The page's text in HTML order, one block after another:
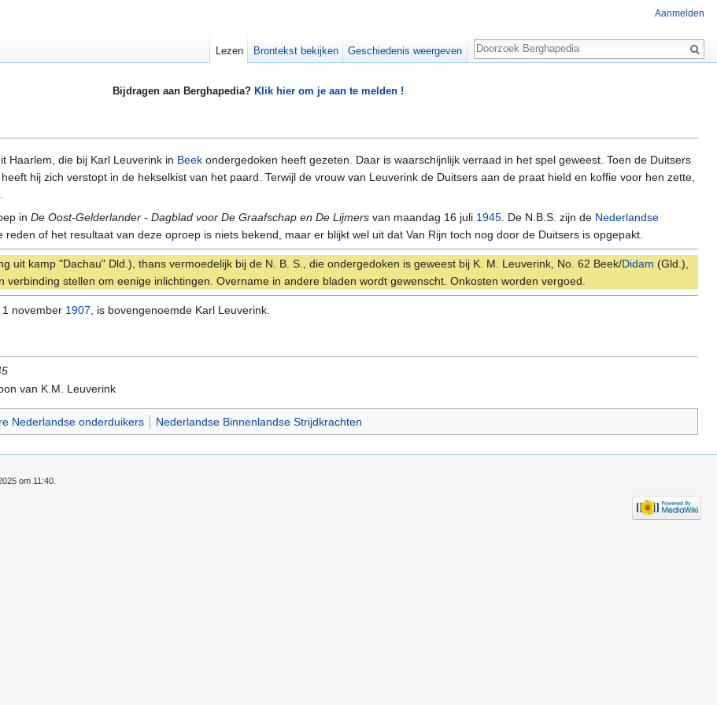
Bijdragen aan Berghapedia? Klik hier om je aan te melden !
Haarlem, die bij Karl Leuverink in Beek ondergedoken heeft gezeten. Daar is waarschijnlijk verraad in het spel geweest. Toen de Duitsers
hij zich verstopt in de hekselkist van het paard. Terwijl de vrouw van Leuverink de Duitsers aan de praat hield en koffie voor hen zette,
in De Oost-Gelderlander - Dagblad voor De Graafschap en De Lijmers van maandag 16 juli 1945. De N.B.S. zijn de Nederlandse
reden of het resultaat van deze oproep is niets bekend, maar er blijkt wel uit dat Van Rijn toch nog door de Duitsers is opgepakt.
uit kamp "Dachau" Dld.), thans vermoedelijk bij de N. B. S., die ondergedoken is geweest bij K. M. Leuverink, No. 62 Beek/Didam (Gld.),
verbinding stellen om eenige inlichtingen. Overname in andere bladen wordt gewenscht. Onkosten worden vergoed.
november 1907, is bovengenoemde Karl Leuverink.
van K.M. Leuverink
Nederlandse onderduikers Nederlandse Binnenlandse Strijdkrachten
Aanmelden
Lezen Brontekst bekijken Geschiedenis weergeven
Zoeken
om 11:40.